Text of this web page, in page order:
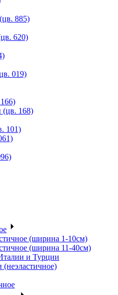
885)
620)
019)
(цв. 168)
101)
(ширина 1-10см)
(ширина 11-40см)
и Турции